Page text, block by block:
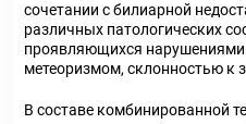
сочетании с билиарной
различных патологических
проявляющихся
метеоризмом, склонностью к
В составе комбинированной